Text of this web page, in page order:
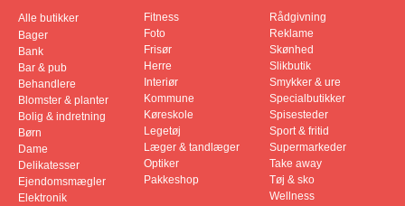
Alle butikker
Bager
Bank
Bar & pub
Behandlere
Blomster & planter
Bolig & indretning
Børn
Dame
Delikatesser
Ejendomsmægler
Elektronik
Fitness
Foto
Frisør
Herre
Interiør
Kommune
Køreskole
Legetøj
Læger & tandlæger
Optiker
Pakkeshop
Rådgivning
Reklame
Skønhed
Slikbutik
Smykker & ure
Specialbutikker
Spisesteder
Sport & fritid
Supermarkeder
Take away
Tøj & sko
Wellness